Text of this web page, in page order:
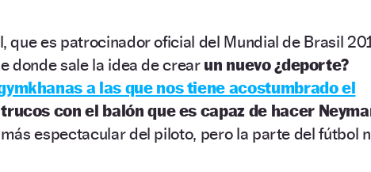
que es patrocinador oficial del Mundial de Brasil
donde sale la idea de crear un nuevo ¿deporte?
a las que nos tiene acostumbrado el
con el balón que es capaz de hacer
espectacular del piloto, pero la parte del fútbol